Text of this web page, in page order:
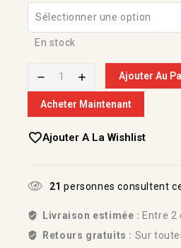
En stock
Ajouter Au
Acheter Maintenant
Ajouter A La Wishlist
21 personnes consultent
Livraison estimée : Entre 2
Retours gratuits : Sur